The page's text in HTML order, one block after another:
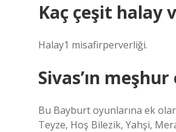
Kaç çeşit halay
Halay1 misafirperverliği.
Sivas’ın
Bu Bayburt oyunlarına ek
Teyze, Hoş Bilezik, Yahşi,